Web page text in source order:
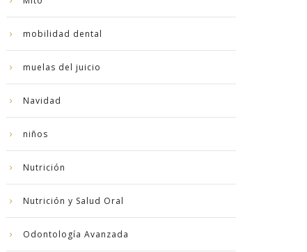
mobilidad dental
muelas del juicio
Navidad
niños
Nutrición
Nutrición y Salud Oral
Odontología Avanzada